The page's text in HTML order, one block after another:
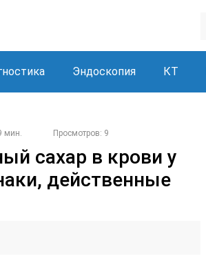
Эндоскопия КТ
мин. Просмотров: 9
сахар в крови у
действенные